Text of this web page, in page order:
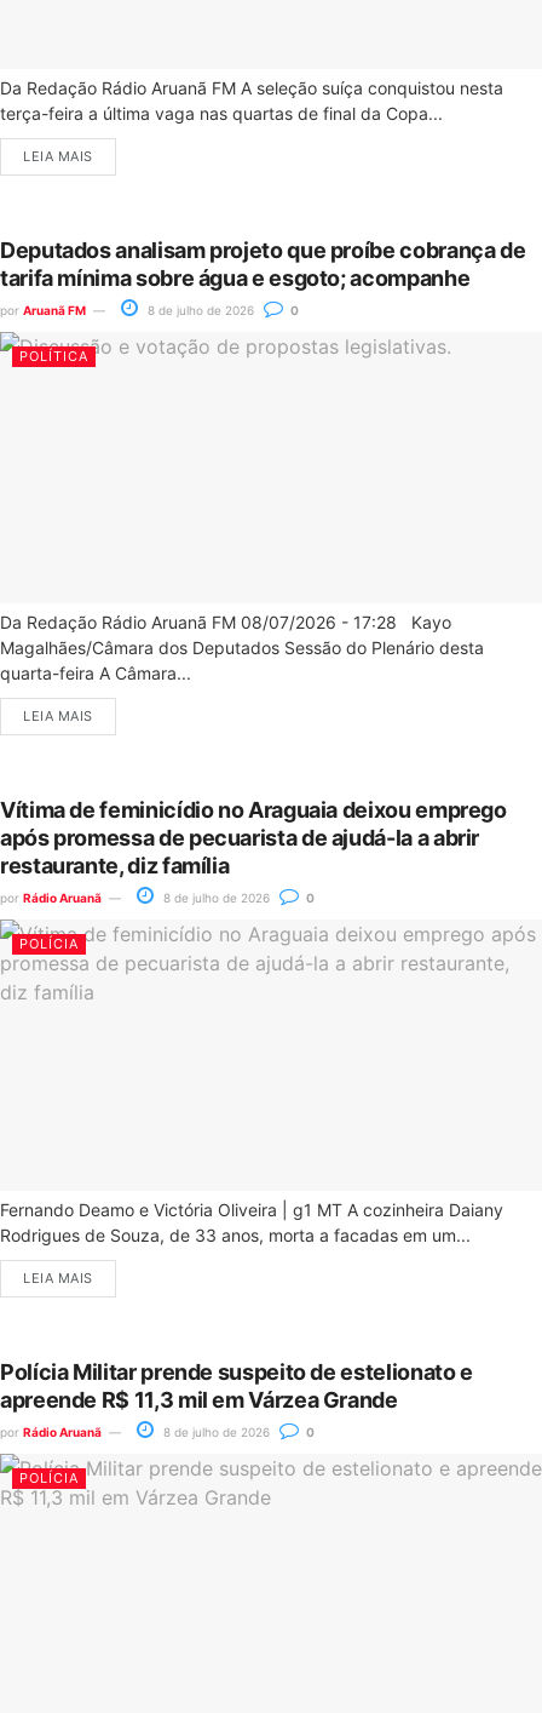
Da Redação Rádio Aruanã FM A seleção suíça conquistou nesta
terça-feira a última vaga nas quartas de final da Copa...
LEIA MAIS
Deputados analisam projeto que proíbe cobrança de
tarifa mínima sobre água e esgoto; acompanhe
por Aruanã FM 8 de julho de 2026 0
POLÍTICA
Da Redação Rádio Aruanã FM 08/07/2026 - 17:28 Kayo
Magalhães/Câmara dos Deputados Sessão do Plenário desta
quarta-feira A Câmara...
LEIA MAIS
Vítima de feminicídio no Araguaia deixou emprego
após promessa de pecuarista de ajudá-la a abrir
restaurante, diz família
por Rádio Aruanã 8 de julho de 2026 0
POLÍCIA
Fernando Deamo e Victória Oliveira | g1 MT A cozinheira Daiany
Rodrigues de Souza, de 33 anos, morta a facadas em um...
LEIA MAIS
Polícia Militar prende suspeito de estelionato e
apreende R$ 11,3 mil em Várzea Grande
por Rádio Aruanã 8 de julho de 2026 0
POLÍCIA